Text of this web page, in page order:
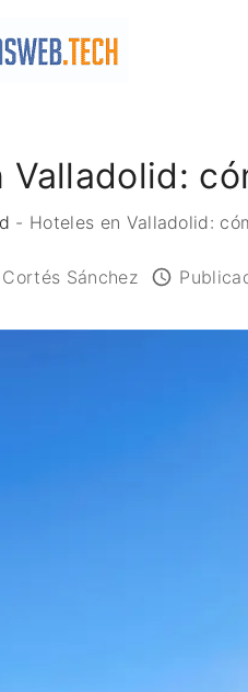
Valladolid:
- Hoteles en Valladolid:
Sánchez